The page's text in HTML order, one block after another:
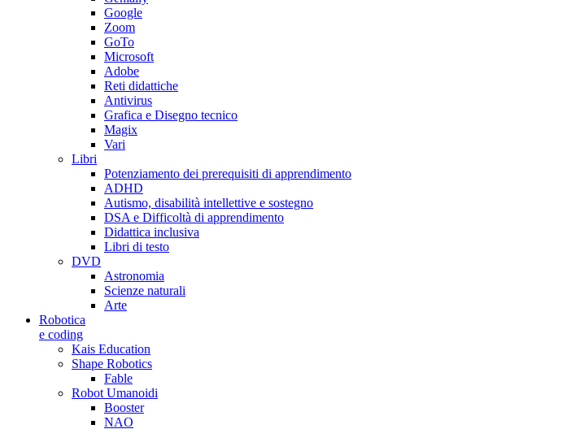
Google
Zoom
GoTo
Microsoft
Adobe
Reti didattiche
Antivirus
Grafica e Disegno tecnico
Magix
Vari
Libri
Potenziamento dei prerequisiti di apprendimento
ADHD
Autismo, disabilità intellettive e sostegno
DSA e Difficoltà di apprendimento
Didattica inclusiva
Libri di testo
DVD
Astronomia
Scienze naturali
Arte
Robotica
e coding
Kais Education
Shape Robotics
Fable
Robot Umanoidi
Booster
NAO